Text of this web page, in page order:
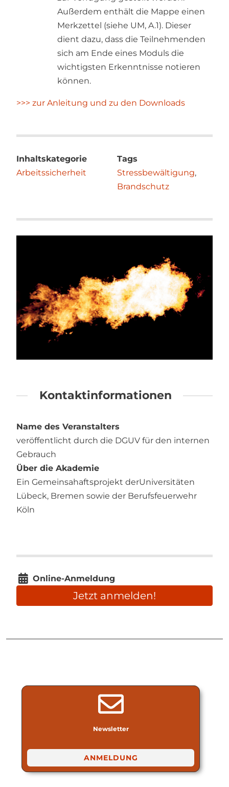
Newsletter
ANMELDUNG
Außerdem enthält die Mappe einen
Merkzettel (siehe UM, A.1). Dieser
dient dazu, dass die Teilnehmenden
sich am Ende eines Moduls die
wichtigsten Erkenntnisse notieren
können.
>>> zur Anleitung und zu den Downloads
Inhaltskategorie
Arbeitssicherheit
Tags
Stressbewältigung,
Brandschutz
Kontaktinformationen
Name des Veranstalters
veröffentlicht durch die DGUV für den internen
Gebrauch
Über die Akademie
Ein Gemeinsahaftsprojekt derUniversitäten
Lübeck, Bremen sowie der Berufsfeuerwehr
Köln
Online-Anmeldung
Jetzt anmelden!